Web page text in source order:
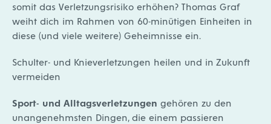
somit das Verletzungsrisiko erhöhen? Thomas Graf
weiht dich im Rahmen von 60-minütigen Einheiten in
diese (und viele weitere) Geheimnisse ein.
Schulter- und Knieverletzungen heilen und in Zukunft
vermeiden
Sport- und Alltagsverletzungen gehören zu den
unangenehmsten Dingen, die einem passieren